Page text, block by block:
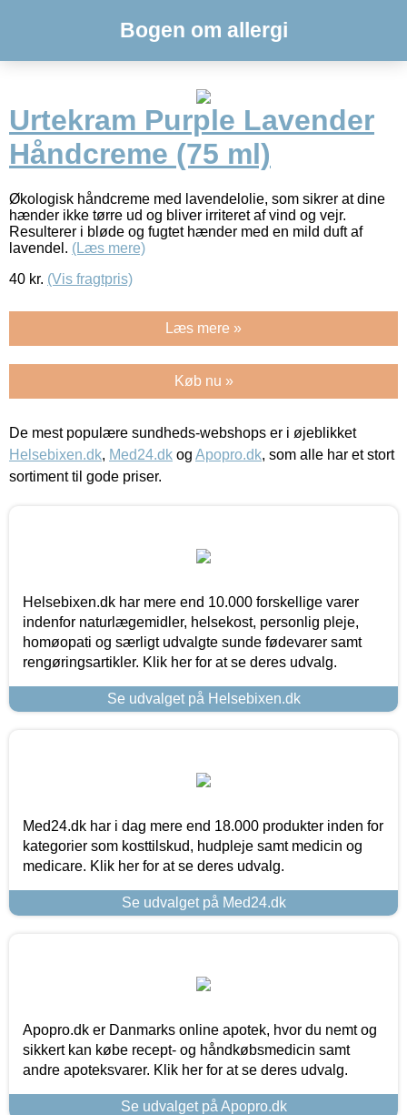
Bogen om allergi
Urtekram Purple Lavender
Håndcreme (75 ml)
Økologisk håndcreme med lavendelolie, som sikrer at dine
hænder ikke tørre ud og bliver irriteret af vind og vejr.
Resulterer i bløde og fugtet hænder med en mild duft af
lavendel. (Læs mere)
40 kr. (Vis fragtpris)
Læs mere »
Køb nu »
De mest populære sundheds-webshops er i øjeblikket
Helsebixen.dk, Med24.dk og Apopro.dk, som alle har et stort
sortiment til gode priser.
Helsebixen.dk har mere end 10.000 forskellige varer
indenfor naturlægemidler, helsekost, personlig pleje,
homøopati og særligt udvalgte sunde fødevarer samt
rengøringsartikler. Klik her for at se deres udvalg.
Se udvalget på Helsebixen.dk
Med24.dk har i dag mere end 18.000 produkter inden for
kategorier som kosttilskud, hudpleje samt medicin og
medicare. Klik her for at se deres udvalg.
Se udvalget på Med24.dk
Apopro.dk er Danmarks online apotek, hvor du nemt og
sikkert kan købe recept- og håndkøbsmedicin samt
andre apoteksvarer. Klik her for at se deres udvalg.
Se udvalget på Apopro.dk